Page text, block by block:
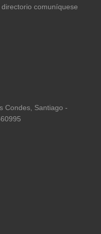
comuníquese
Condes, Santiago -